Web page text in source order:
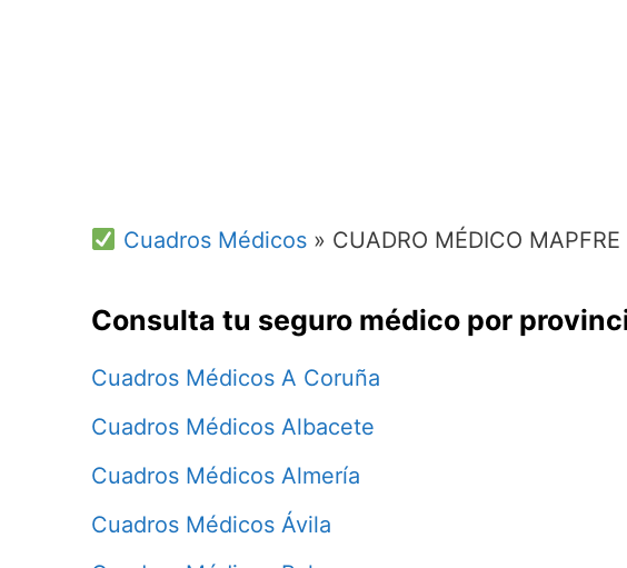
Cuadros Médicos» CUADRO MÉDICO
Consulta tu seguro médico por
Cuadros Médicos A Coruña
Cuadros Médicos Albacete
Cuadros Médicos Almería
Cuadros Médicos Ávila